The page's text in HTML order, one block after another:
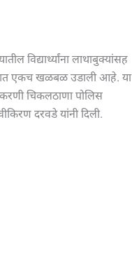
विद्यार्थ्यांना लाथाबुक्यांसह
एकच खळबळ उडाली आहे. या
चिकलठाणा पोलिस
दरवडे यांनी दिली.